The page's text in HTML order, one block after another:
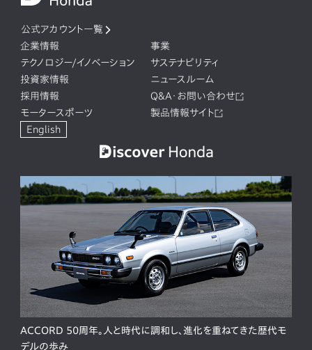
公式アカウント一覧
企業情報
事業
テクノロジー/イノベーション
サステナビリティ
投資家情報
ニュースルーム
採用情報
Q&A・お問い合わせ
モータースポーツ
製品情報サイト
English
ACCORD 50周年。人と時代に調和し、進化を重ねてきた歴代モ
デルの歩み